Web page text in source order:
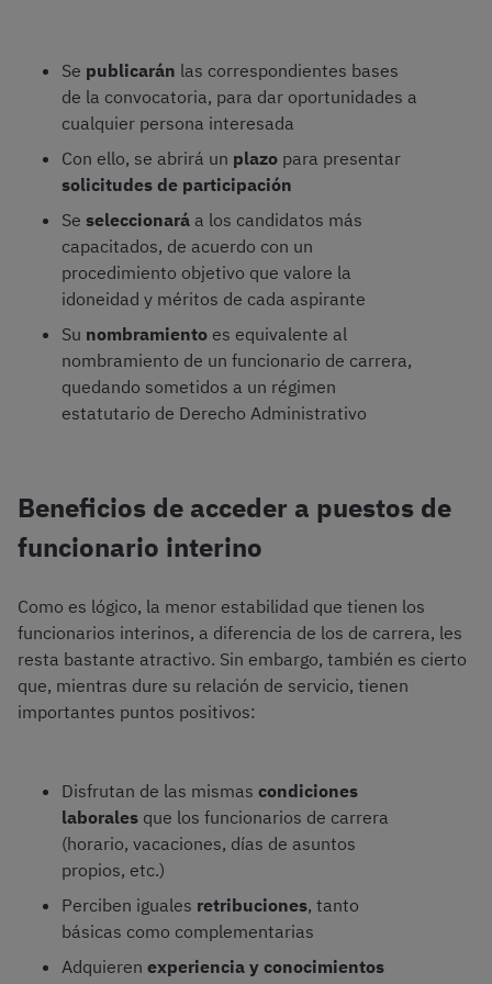
Se publicarán las correspondientes bases
de la convocatoria, para dar oportunidades a
cualquier persona interesada
Con ello, se abrirá un plazo para presentar
solicitudes de participación
Se seleccionará a los candidatos más
capacitados, de acuerdo con un
procedimiento objetivo que valore la
idoneidad y méritos de cada aspirante
Su nombramiento es equivalente al
nombramiento de un funcionario de carrera,
quedando sometidos a un régimen
estatutario de Derecho Administrativo
Beneficios de acceder a puestos de
funcionario interino
Como es lógico, la menor estabilidad que tienen los
funcionarios interinos, a diferencia de los de carrera, les
resta bastante atractivo. Sin embargo, también es cierto
que, mientras dure su relación de servicio, tienen
importantes puntos positivos:
Disfrutan de las mismas condiciones
laborales que los funcionarios de carrera
(horario, vacaciones, días de asuntos
propios, etc.)
Perciben iguales retribuciones, tanto
básicas como complementarias
Adquieren experiencia y conocimientos